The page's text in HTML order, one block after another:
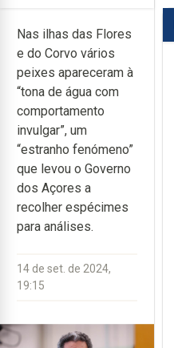
Nas ilhas das Flores
e do Corvo vários
peixes apareceram à
“tona de água com
comportamento
invulgar”, um
“estranho fenómeno”
que levou o Governo
dos Açores a
recolher espécimes
para análises.
14 de set. de 2024,
19:15